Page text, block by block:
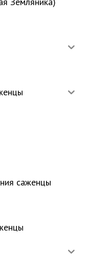
саженцы